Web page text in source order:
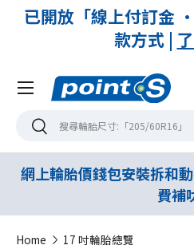
已開放「線上付訂金
款方式 |
搜尋搜尋
Menu
網上輪胎價錢包安裝拆和
費補
Home 17 吋輪胎總覽